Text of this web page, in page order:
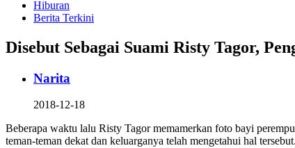
Hiburan
Berita Terkini
Disebut Sebagai Suami Risty Tagor,
Narita
2018-12-18
Beberapa waktu lalu Risty Tagor memamerkan foto bayi
teman-teman dekat dan keluarganya telah mengetahui hal tersebut.